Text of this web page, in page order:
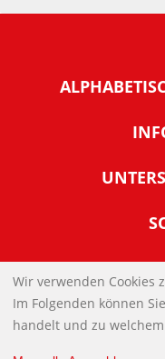
Tipps zur
Banner
Wir verwenden Cookies
Im Folgenden können
handelt und zu